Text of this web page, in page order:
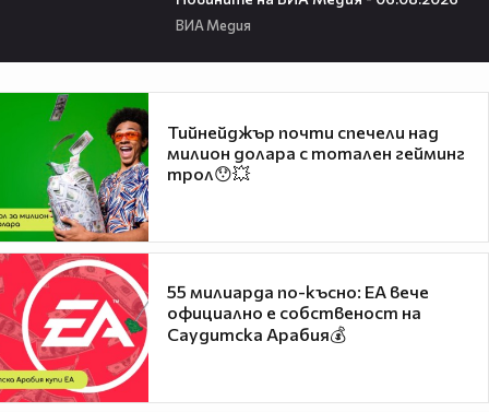
ВИА Медия
Тийнейджър почти спечели над
милион долара с тотален гейминг
трол😯💥
55 милиарда по-късно: EA вече
официално е собственост на
Саудитска Арабия💰